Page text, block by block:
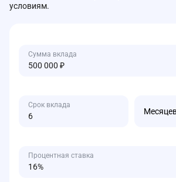
условиям.
Сумма вклада
Срок вклада
Процентная ставка